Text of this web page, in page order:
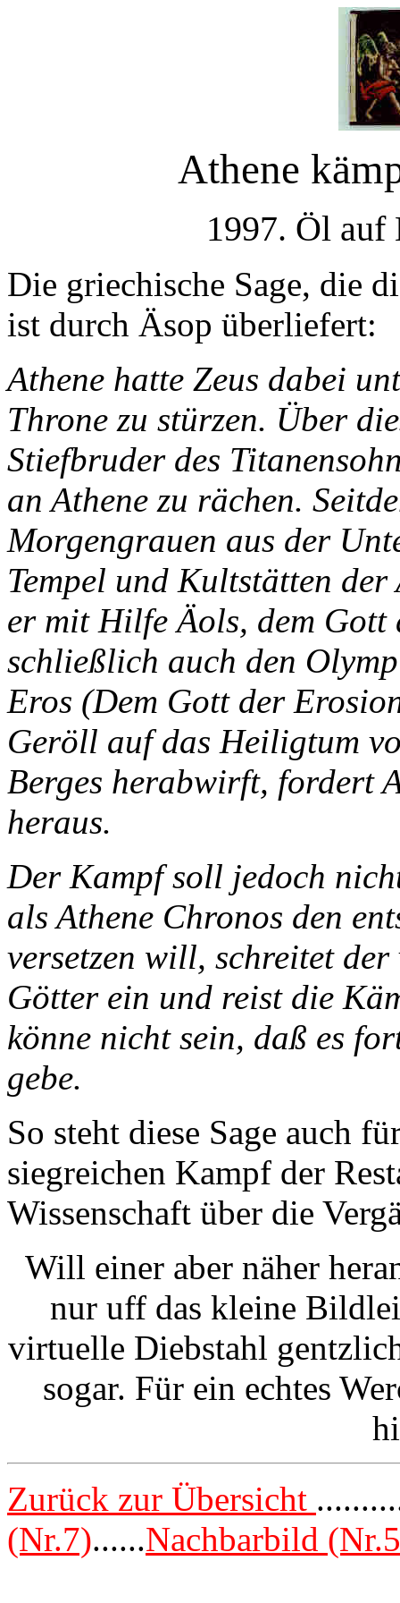
Athene
1997. Öl auf
Die griechische Sage, die
ist durch Äsop überliefert:
Athene hatte Zeus dabei
Throne zu stürzen. Über
Stiefbruder des
an Athene zu rächen.
Morgengrauen aus der
Tempel und Kultstätten
er mit Hilfe Äols, dem
schließlich auch den
Eros (Dem Gott der
Geröll auf das Heiligtum
Berges herabwirft, fordert
heraus.
Der Kampf soll jedoch
als Athene Chronos den
versetzen will, schreitet
Götter ein und reist die
könne nicht sein, daß es
gebe.
So steht diese Sage auch
siegreichen Kampf der
Wissenschaft über die
Will einer aber näher
nur uff das kleine
virtuelle Diebstahl
sogar. Für ein echtes
Zurück zur Übersicht
(Nr.7)......Nachbarbild